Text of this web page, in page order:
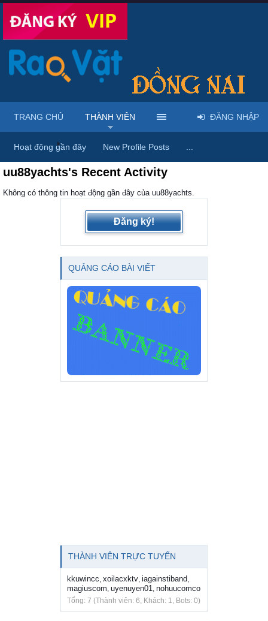
Trang chủ Thành viên
uu88yachts's Recent Activity
Không có thông tin hoạt động gần đây của uu88yachts.
Đăng ký!
QUẢNG CÁO BÀI VIẾT
THÀNH VIÊN TRỰC TUYẾN
kkuwincc, xoilacxktv, iagainstiband,
magiuscom, uyenuyen01, nohuucomco
Tổng: 7 (Thành viên: 6, Khách: 1, Bots: 0)
TRANG CHỦ THÀNH VIÊN
Hoạt động gần đây New Profile Posts
ĐĂNG NHẬP